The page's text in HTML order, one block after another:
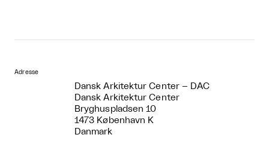
Adresse
Dansk Arkitektur Center – DAC
Dansk Arkitektur Center
Bryghuspladsen 10
1473 København K
Danmark